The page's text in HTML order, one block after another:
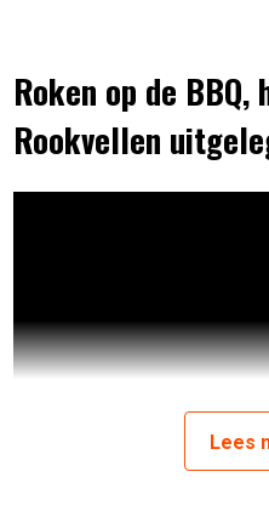
Roken op de
Rookvellen
Lees